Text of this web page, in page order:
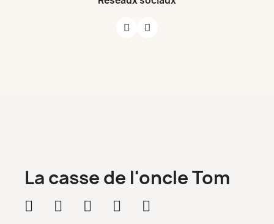
La casse de l'oncle Tom